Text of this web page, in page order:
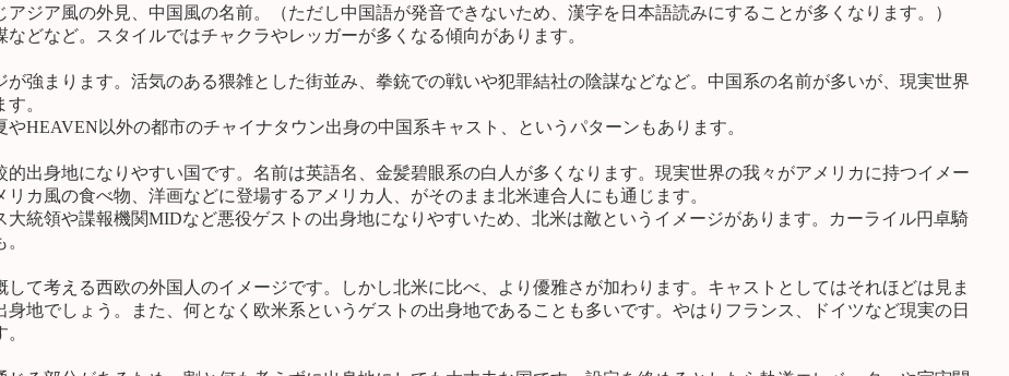
ジア風の外見、中国風の名前。（ただし中国語が発音できないため、漢字を日本語読みにすることが多くなります。）
どなど。スタイルではチャクラやレッガーが多くなる傾向があります。
強まります。活気のある猥雑とした街並み、拳銃での戦いや犯罪結社の陰謀などなど。中国系の名前が多いが、現実世界
。
HEAVEN以外の都市のチャイナタウン出身の中国系キャスト、というパターンもあります。
出身地になりやすい国です。名前は英語名、金髪碧眼系の白人が多くなります。現実世界の我々がアメリカに持つイメー
カ風の食べ物、洋画などに登場するアメリカ人、がそのまま北米連合人にも通じます。
統領や諜報機関MIDなど悪役ゲストの出身地になりやすいため、北米は敵というイメージがあります。カーライル円卓騎
て考える西欧の外国人のイメージです。しかし北米に比べ、より優雅さが加わります。キャストとしてはそれほどは見ま
地でしょう。また、何となく欧米系というゲストの出身地であることも多いです。やはりフランス、ドイツなど現実の日